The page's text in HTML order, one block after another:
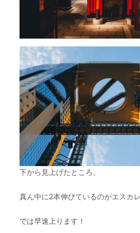
下から見上げたところ。
真ん中に2本伸びているのがエスカレ
では早速上ります！